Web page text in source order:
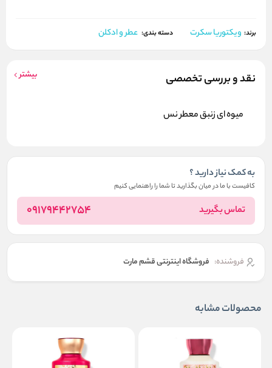
برند: ویکتوریا سکرت دسته بندی: عطر و ادکلن
نقد و بررسی تخصصی بیشتر
میوه ای زنبق معطر نس
به کمک نیاز دارید ؟
کافیست با ما در میان بگذارید تا شما را راهنمایی کنیم
تماس بگیرید 09179442754
فروشنده: فروشگاه اینترنتی قشم مارت
محصولات مشابه